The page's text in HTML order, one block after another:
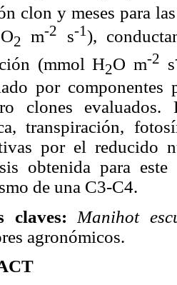
clon y meses para
2 m-2 s-1),
(mmol H2O m-2 s
por componentes
clones evaluados.
transpiración,
por el reducido
obtenida para
de una C3-C4.
claves: Manihot
agronómicos.